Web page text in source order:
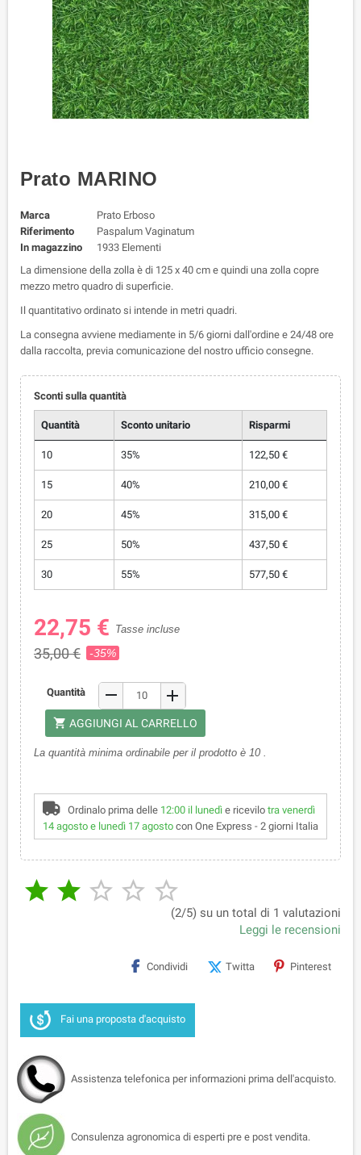
Prato MARINO
Marca
Prato Erboso
Riferimento
Paspalum Vaginatum
In magazzino
1933 Elementi
La dimensione della zolla è di 125 x 40 cm e quindi una zolla copre
mezzo metro quadro di superficie.
Il quantitativo ordinato si intende in metri quadri.
La consegna avviene mediamente in 5/6 giorni dall'ordine e 24/48 ore
dalla raccolta, previa comunicazione del nostro ufficio consegne.
Sconti sulla quantità
Quantità Sconto unitario Risparmi
10 35% 122,50 €
15 40% 210,00 €
20 45% 315,00 €
25 50% 437,50 €
30 55% 577,50 €
22,75 € Tasse incluse
35,00 € -35%
Quantità remove add
shopping_cart AGGIUNGI AL CARRELLO
La quantità minima ordinabile per il prodotto è 10 .
Ordinalo prima delle 12:00 il lunedìe ricevilo tra venerdì
14 agosto e lunedì 17 agosto con One Express - 2 giorni Italia
    
(2/5) su un total di 1 valutazioni
Leggi le recensioni
Condividi Twitta Pinterest
Fai una proposta d'acquisto
Assistenza telefonica per informazioni prima dell'acquisto.
Consulenza agronomica di esperti pre e post vendita.